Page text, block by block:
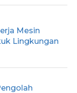
Mesin
Lingkungan